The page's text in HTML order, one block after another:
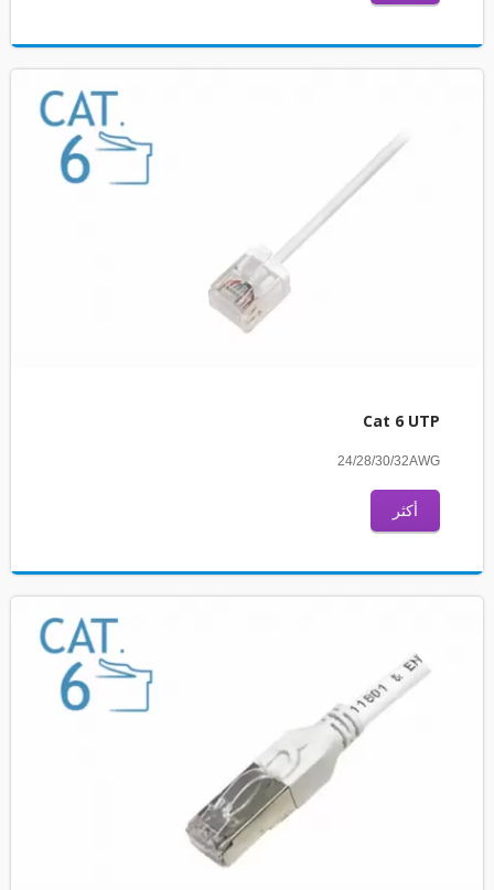
Cat 6 UTP
24/28/30/32AWG
أكثر